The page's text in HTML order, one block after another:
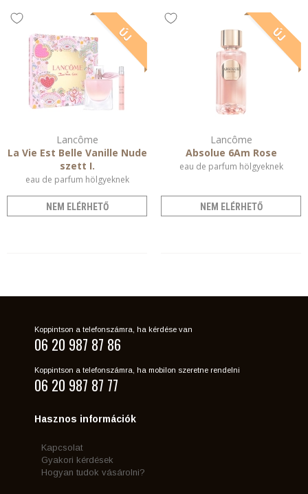
Lancôme
La Vie Est Belle Vanille Nude
szett I.
eau de parfum hölgyeknek
NEM ELÉRHETŐ
Lancôme
Absolue 6Am Rose
eau de parfum hölgyeknek
NEM ELÉRHETŐ
Koppintson a telefonszámra, ha kérdése van
06 20 987 87 86
Koppintson a telefonszámra, ha mobilon szeretne rendelni
06 20 987 87 77
Hasznos információk
Kapcsolat
Gyakori kérdések
Hogyan tudok vásárolni?